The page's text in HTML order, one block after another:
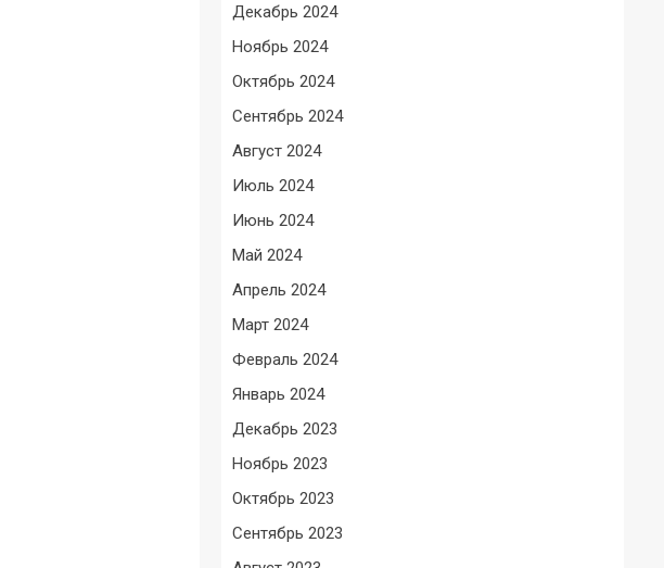
Декабрь 2024
Ноябрь 2024
Октябрь 2024
Сентябрь 2024
Август 2024
Июль 2024
Июнь 2024
Май 2024
Апрель 2024
Март 2024
Февраль 2024
Январь 2024
Декабрь 2023
Ноябрь 2023
Октябрь 2023
Сентябрь 2023